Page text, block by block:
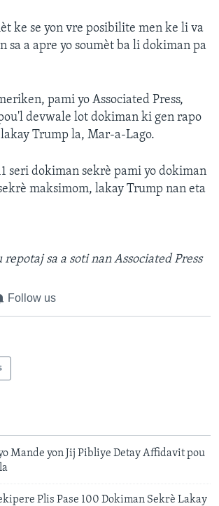
ke se yon vre posibilite men ke li va
sa a apre yo soumèt ba li dokiman pa
pami yo Associated Press,
devwale lot dokiman ki gen rapo
Trump la, Mar-a-Lago.
seri dokiman sekrè pami yo dokiman
maksimom, lakay Trump nan eta
repotaj sa a soti nan Associated Press
Follow us
Mande yon Jij Pibliye Detay Affidavit pou
Plis Pase 100 Dokiman Sekrè Lakay